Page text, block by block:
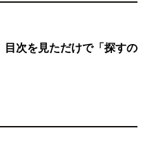
目次を見ただけで「探すの